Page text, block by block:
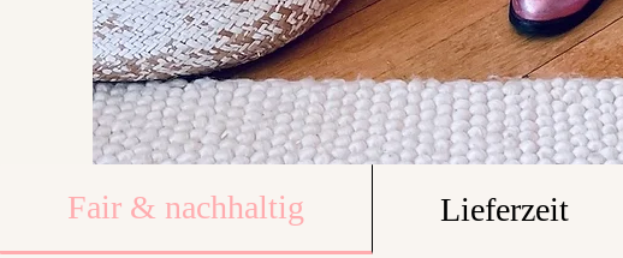
Fair & nachhaltig Lieferzeit